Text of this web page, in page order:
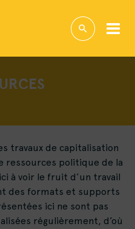
travaux de capitalisation
ressources politique de la
à voir le fruit d’un travail
des formats et supports
ici ne sont pas
régulièrement, d’où